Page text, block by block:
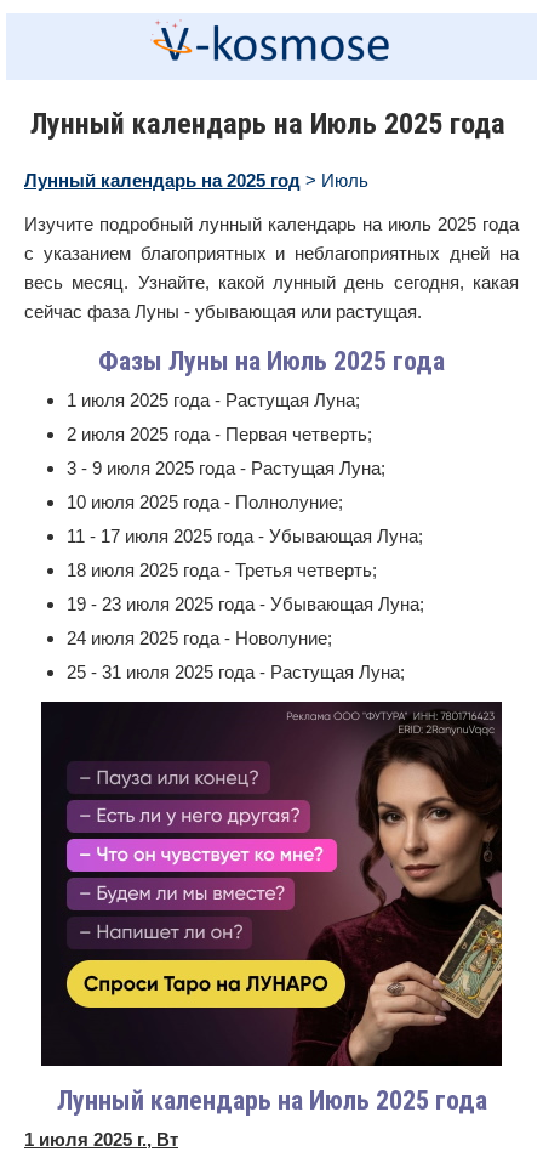
Лунный календарь на Июль 2025 года
Лунный календарь на 2025 год > Июль
Изучите подробный лунный календарь на июль 2025 года
с указанием благоприятных и неблагоприятных дней на
весь месяц. Узнайте, какой лунный день сегодня, какая
сейчас фаза Луны - убывающая или растущая.
Фазы Луны на Июль 2025 года
1 июля 2025 года - Растущая Луна;
2 июля 2025 года - Первая четверть;
3 - 9 июля 2025 года - Растущая Луна;
10 июля 2025 года - Полнолуние;
11 - 17 июля 2025 года - Убывающая Луна;
18 июля 2025 года - Третья четверть;
19 - 23 июля 2025 года - Убывающая Луна;
24 июля 2025 года - Новолуние;
25 - 31 июля 2025 года - Растущая Луна;
Лунный календарь на Июль 2025 года
1 июля 2025 г., Вт